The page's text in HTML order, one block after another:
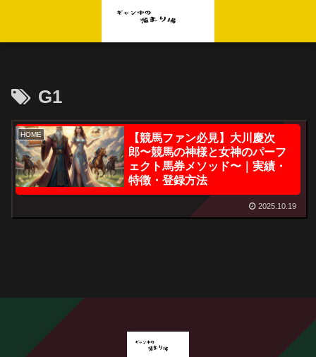
G1
HOME
【競馬ファン必見】大川慶次
郎〜競馬の神様と女神のパーフ
ェクト馬券メソッド〜｜実績・
特徴・登録方法
2025.10.19